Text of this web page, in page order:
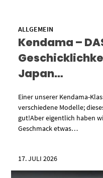
ALLGEMEIN
Kendama –
Japan…
Einer unserer Kendama-
verschiedene Modelle;
gut!Aber eigentlich haben
Geschmack etwas…
17. JULI 2026